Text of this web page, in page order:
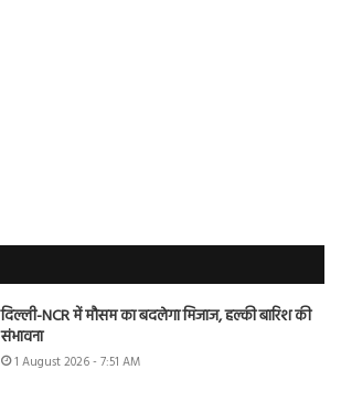
दिल्ली-NCR में मौसम का बदलेगा मिजाज, हल्की बारिश की
संभावना
1 August 2026 - 7:51 AM